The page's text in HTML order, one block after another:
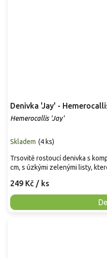
Denivka 'Jay' -
Hemerocallis 'Jay'
Skladem (4 ks)
249 Kč / ks
Trsovitě rostoucí denivka s
cm, s úzkými zelenými listy,